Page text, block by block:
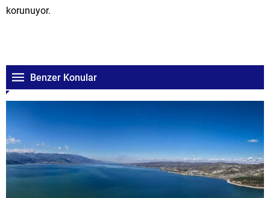
korunuyor.
Benzer Konular